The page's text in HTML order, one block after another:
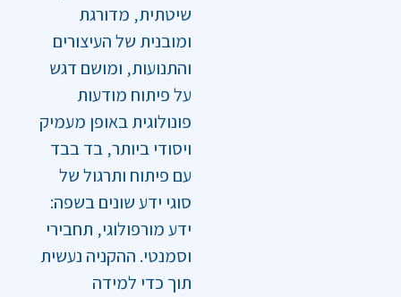
שיטתית‚ מדורגת
ומובנית של העיצורים
והתנועות‚ ומושם דגש
על פיתוח מודעות
פונולוגית באופן מעמיק
ויסודי ביותר‚ בד בבד
עם פיתוח ותרגול של
סוגי ידע שונים בשפה:
ידע מורפולוגי‚ תחבירי
וסמנטי. ההקניה נעשית
תוך כדי למידה